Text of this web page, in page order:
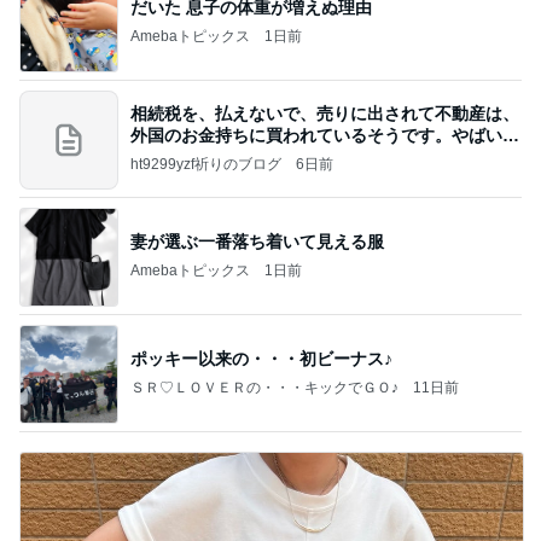
だいた 息子の体重が増えぬ理由
Amebaトピックス 1日前
相続税を、払えないで、売りに出されて不動産は、
外国のお金持ちに買われているそうです。やばいで
すよ
ht9299yzf祈りのブログ 6日前
妻が選ぶ一番落ち着いて見える服
Amebaトピックス 1日前
ポッキー以来の・・・初ビーナス♪
ＳＲ♡ＬＯＶＥＲの・・・キックでＧＯ♪ 11日前